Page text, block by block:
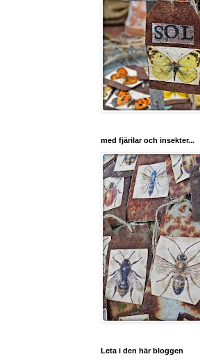
med fjärilar och insekter...
Leta i den här bloggen